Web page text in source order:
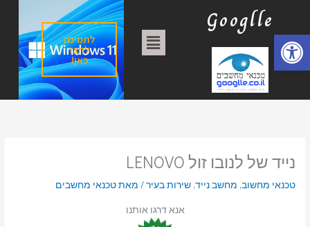
פתח סרגל נגישות
Googlle
תפריט לתמיכה
לחצו
כאן!
נייד של לנובו זול LENOVO
טכנאי מחשוב, מחשב נייד,שירות בעיר/ מאתטכנאי מחשבים
אנא דרגו אותנו
ג
ו
י